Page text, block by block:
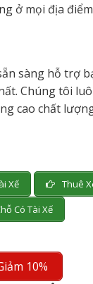
ở mọi địa
sàng hỗ trợ
Chúng tôi
cao chất
Xế
Thuê
Có Tài Xế
10%